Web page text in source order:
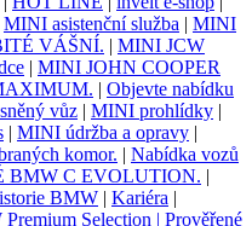
MINI asistenční služba | MINI
VÁŠNÍ. | MINI JCW
| MINI JOHN COOPER
| Objevte nabídku
vůz | MINI prohlídky |
| MINI údržba a opravy |
komor. | Nabídka vozů
BMW C EVOLUTION. |
BMW | Kariéra |
Selection | Prověřené